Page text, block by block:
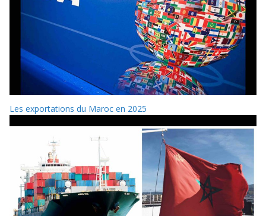
Les exportations du Maroc en 2025